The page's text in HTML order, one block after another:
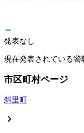
発表なし
現在発表されている警
市区町村ページ
斜里町